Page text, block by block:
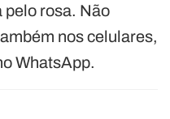
pelo rosa. Não
nos celulares,
WhatsApp.